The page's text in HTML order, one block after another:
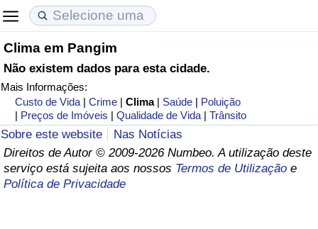
Clima em Pangim
Não existem dados para esta cidade.
Mais Informações:
Custo de Vida |Crime |Clima | Saúde | Poluição
| Preços de Imóveis |Qualidade de Vida |Trânsito
Sobre este website
Nas Notícias
Direitos de Autor © 2009-2026 Numbeo. A utilização deste
serviço está sujeita aos nossos Termos de Utilização e
Política de Privacidade
Custo de Vida
Indicador de Custo de Vida (Atual)
Indicador de Custo de Vida
Indicador de Custo de Vida Por País
Preços de Imóveis
Indicador de Preços de Imóveis (Atual)
Indicador de Preços de Imóveis
Indicador de Preços de Imóveis por País
Qualidade de Vida
Indicador de Qualidade de Vida
Indicador de Qualidade de Vida (Atual)
Índice de qualidade de vida por país